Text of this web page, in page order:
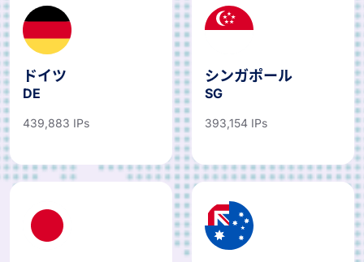
ドイツ
DE
439,883 IPs
シンガポール
SG
393,154 IPs